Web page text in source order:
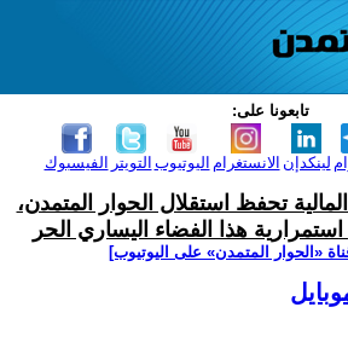
تابعونا على:
الفيسبوك التويتر اليوتيوب الانستغرام لينكدإن
تحفظ استقلال الحوار المتمدن،
هذا الفضاء اليساري الحر
‫«الحوار المتمدن» على اليوتيوب]